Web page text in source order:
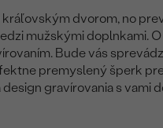
kráľovským dvorom, no
mužskými doplnkami.
Bude vás
premyslený šperk
design gravírovania s vami